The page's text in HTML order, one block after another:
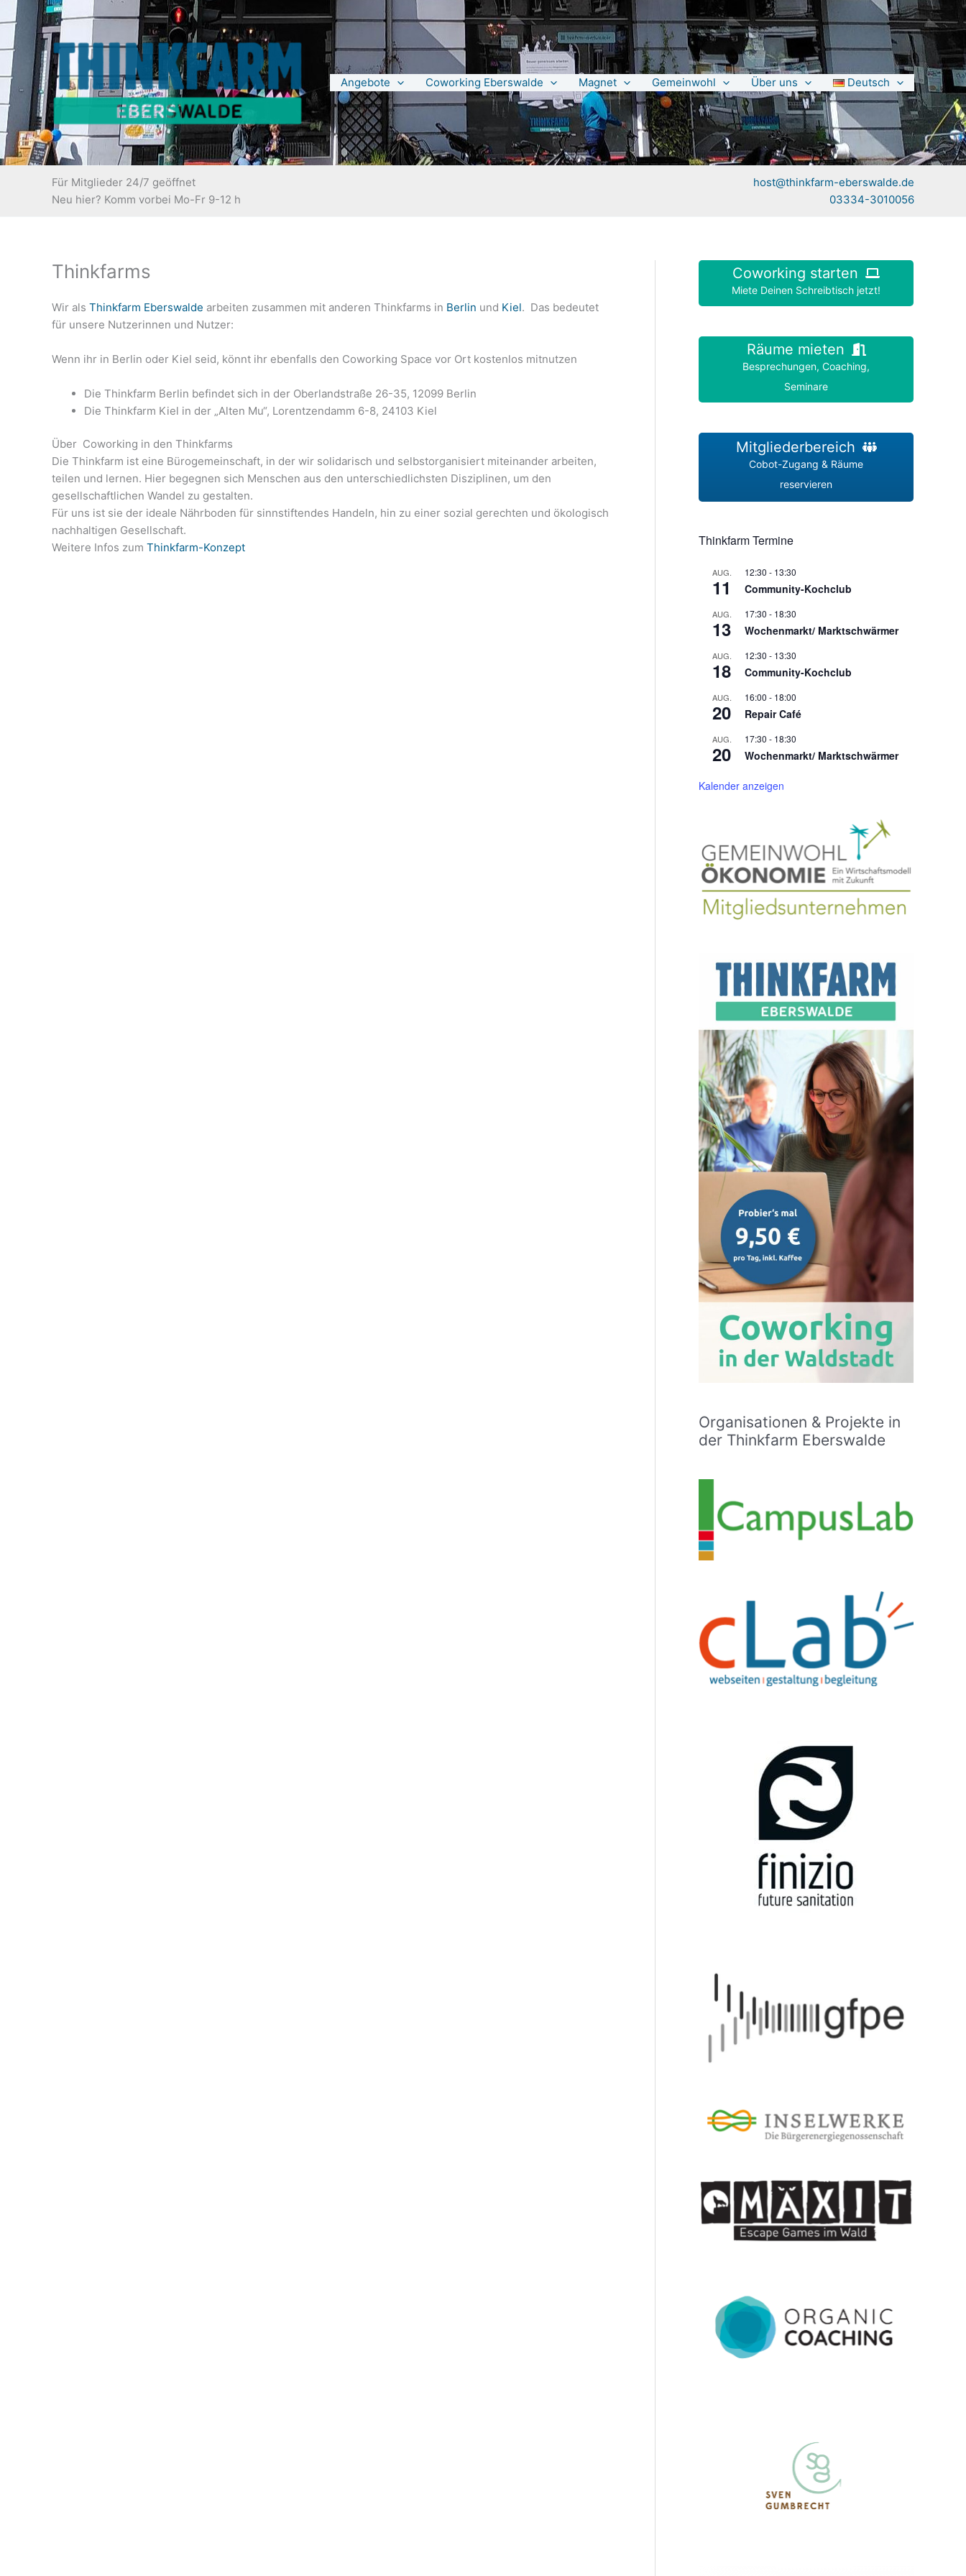
Zum
Inhalt
springen
Angebote Coworking Eberswalde Magnet Gemeinwohl Über uns Deutsch
Für Mitglieder 24/7 geöffnet
Neu hier? Komm vorbei Mo-Fr 9-12 h
host@thinkfarm-eberswalde.de
03334-3010056
Thinkfarms
Wir als Thinkfarm Eberswalde arbeiten zusammen mit anderen Thinkfarms in Berlin und Kiel. Das bedeutet
für unsere Nutzerinnen und Nutzer:
Wenn ihr in Berlin oder Kiel seid, könnt ihr ebenfalls den Coworking Space vor Ort kostenlos mitnutzen
Die Thinkfarm Berlin befindet sich in der Oberlandstraße 26-35, 12099 Berlin
Die Thinkfarm Kiel in der „Alten Mu“, Lorentzendamm 6-8, 24103 Kiel
Über Coworking in den Thinkfarms
Die Thinkfarm ist eine Bürogemeinschaft, in der wir solidarisch und selbstorganisiert miteinander arbeiten,
teilen und lernen. Hier begegnen sich Menschen aus den unterschiedlichsten Disziplinen, um den
gesellschaftlichen Wandel zu gestalten.
Für uns ist sie der ideale Nährboden für sinnstiftendes Handeln, hin zu einer sozial gerechten und ökologisch
nachhaltigen Gesellschaft.
Weitere Infos zum Thinkfarm-Konzept
Coworking starten
Miete Deinen Schreibtisch jetzt!
Räume mieten
Besprechungen, Coaching,
Seminare
Mitgliederbereich
Cobot-Zugang & Räume
reservieren
Thinkfarm Termine
AUG.
11
12:30 - 13:30
Community-Kochclub
AUG.
13
17:30 - 18:30
Wochenmarkt/ Marktschwärmer
AUG.
18
12:30 - 13:30
Community-Kochclub
AUG.
20
16:00 - 18:00
Repair Café
AUG.
20
17:30 - 18:30
Wochenmarkt/ Marktschwärmer
Kalender anzeigen
Organisationen & Projekte in
der Thinkfarm Eberswalde